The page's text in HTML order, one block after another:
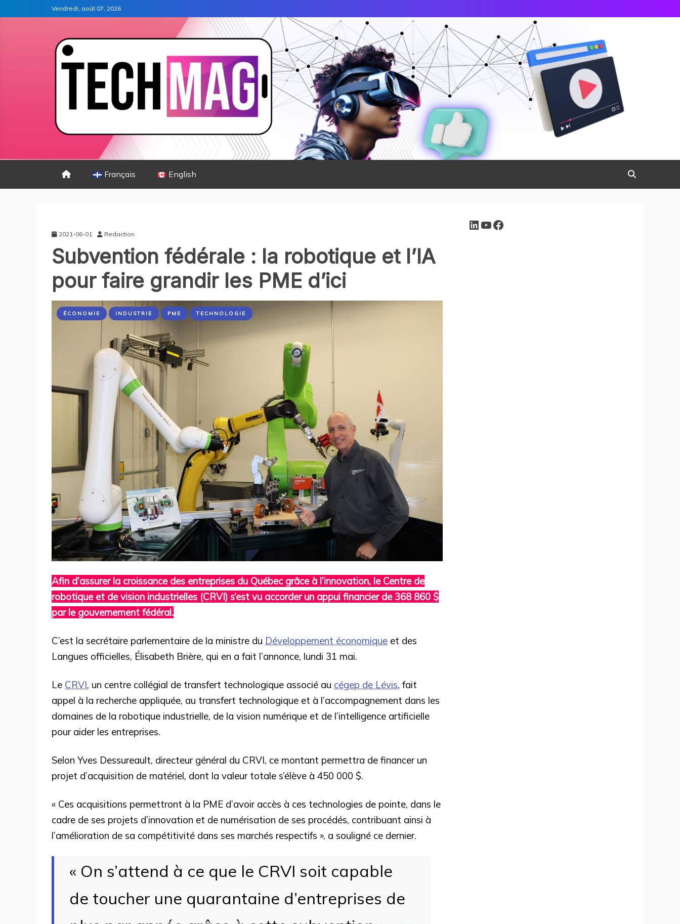
Vendredi, août 07, 2026
Français English
2021-06-01 Redaction
Subvention fédérale : la robotique et l’IA
pour faire grandir les PME d’ici
ÉCONOMIE INDUSTRIE PME TECHNOLOGIE
Afin d’assurer la croissance des entreprises du Québec grâce à l’innovation, le Centre de
robotique et de vision industrielles (CRVI) s’est vu accorder un appui financier de 368 860 $
par le gouvernement fédéral.
C’est la secrétaire parlementaire de la ministre du Développement économique et des
Langues officielles, Élisabeth Brière, qui en a fait l’annonce, lundi 31 mai.
Le CRVI, un centre collégial de transfert technologique associé au cégep de Lévis, fait
appel à la recherche appliquée, au transfert technologique et à l’accompagnement dans les
domaines de la robotique industrielle, de la vision numérique et de l’intelligence artificielle
pour aider les entreprises.
Selon Yves Dessureault, directeur général du CRVI, ce montant permettra de financer un
projet d’acquisition de matériel, dont la valeur totale s’élève à 450 000 $.
« Ces acquisitions permettront à la PME d’avoir accès à ces technologies de pointe, dans le
cadre de ses projets d’innovation et de numérisation de ses procédés, contribuant ainsi à
l’amélioration de sa compétitivité dans ses marchés respectifs », a souligné ce dernier.
« On s’attend à ce que le CRVI soit capable
de toucher une quarantaine d’entreprises de